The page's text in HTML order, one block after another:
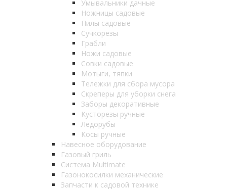
Умывальники дачные
Ножницы садовые
Пилы садовые
Сучкорезы
Грабли
Ножи садовые
Совки садовые
Мотыги, тяпки
Тележки для сбора мусора
Скреперы для уборки снега
Заборы декоративные
Кусторезы ручные
Ледорубы
Косы ручные
Навесное оборудование
Газовый гриль
Система Multimate
Газонокосилки механические
Запчасти к садовой технике